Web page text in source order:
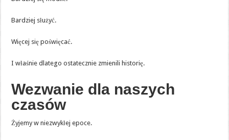
Bardziej służyć.
Więcej się poświęcać.
I właśnie dlatego ostatecznie zmienili historię.
Wezwanie dla naszych
czasów
Żyjemy w niezwykłej epoce.